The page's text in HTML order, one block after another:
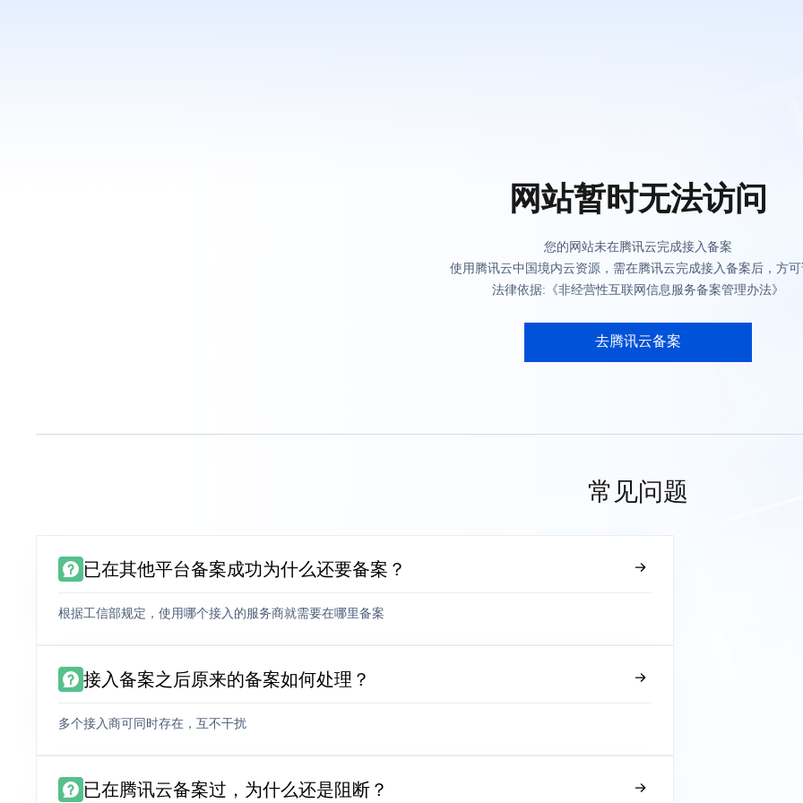
网站暂时无法访问
您的网站未在腾讯云完成接入备案
使用腾讯云中国境内云资源，需在腾讯云完成接入备案后，方
法律依据:《非经营性互联网信息服务备案管理办法》
去腾讯云备案
常见问题
已在其他平台备案成功为什么还要备案？
根据工信部规定，使用哪个接入的服务商就需要在哪里备案
接入备案之后原来的备案如何处理？
多个接入商可同时存在，互不干扰
已在腾讯云备案过，为什么还是阻断？